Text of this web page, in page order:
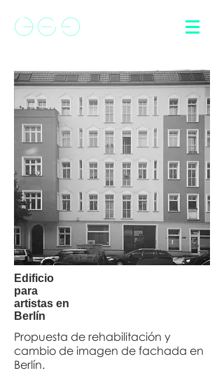
Edificio
para
artistas en
Berlín
Propuesta de rehabilitación y
cambio de imagen de fachada en
Berlín.